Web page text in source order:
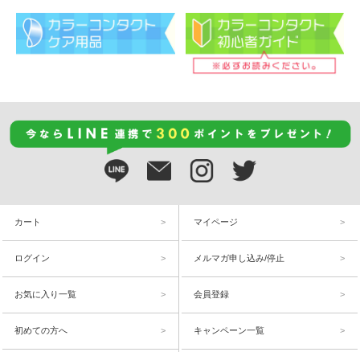
カート マイページ
ログイン メルマガ申し込み/停止
お気に入り一覧 会員登録
初めての方へ キャンペーン一覧